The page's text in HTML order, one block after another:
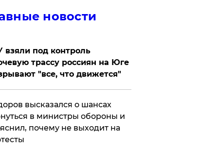
новости
взяли под контроль
трассу россиян на Юге
"все, что движется"
высказался о шансах
в министры обороны и
почему не выходит на